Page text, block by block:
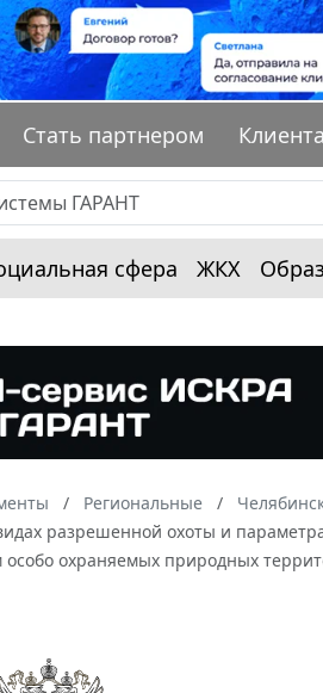
Стать партнером
сфера ЖКХ
Региональные
разрешенной охоты и
охраняемых природных